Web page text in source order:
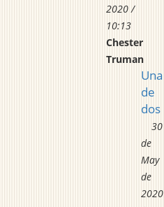
2020 /
10:13
Chester
Truman
Una
de
dos
30
de
May
de
2020